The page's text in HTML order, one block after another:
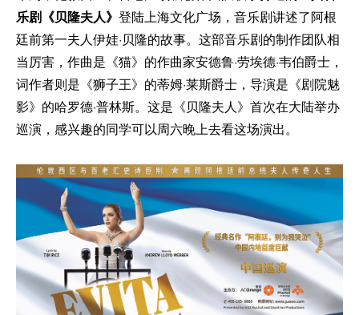
乐剧《贝隆夫人》 登陆上海文化广场，音乐剧讲述了阿根
廷前第一夫人伊娃·贝隆的故事。这部音乐剧的制作团队相
当厉害，作曲是《猫》的作曲家安德鲁·劳埃德·韦伯爵士，
词作者则是《狮子王》的蒂姆·莱斯爵士，导演是《剧院魅
影》的哈罗德·普林斯。这是《贝隆夫人》首次在大陆举办
巡演，感兴趣的同学可以周六晚上去看这场演出。